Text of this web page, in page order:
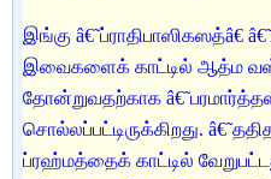
இங்கு â€˜ப்ராதிபாஸிகஸத்â€
இவைகளைக் காட்டில் ஆத்ம
தோன்றுவதற்காக
சொல்லப்பட்டிருக்கிறது.
ப்ரஹ்மத்தைக் காட்டில்